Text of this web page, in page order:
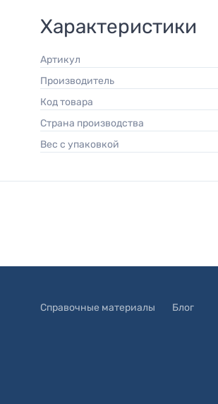
Характеристики
Артикул
Производитель
Код товара
Страна производства
Вес с упаковкой
Справочные материалы Блог